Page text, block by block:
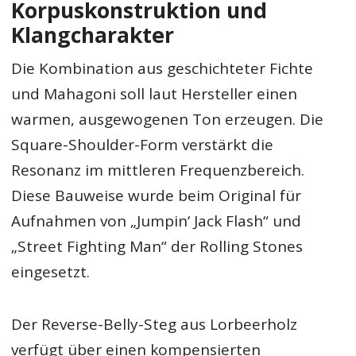
Korpuskonstruktion und
Klangcharakter
Die Kombination aus geschichteter Fichte
und Mahagoni soll laut Hersteller einen
warmen, ausgewogenen Ton erzeugen. Die
Square-Shoulder-Form verstärkt die
Resonanz im mittleren Frequenzbereich.
Diese Bauweise wurde beim Original für
Aufnahmen von „Jumpin‘ Jack Flash“ und
„Street Fighting Man“ der Rolling Stones
eingesetzt.
Der Reverse-Belly-Steg aus Lorbeerholz
verfügt über einen kompensierten